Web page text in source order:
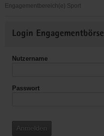
Engagementbereich(e) Sport
Informationen
Login Engagementbörse
Nutzername
Passwort
Anmelden